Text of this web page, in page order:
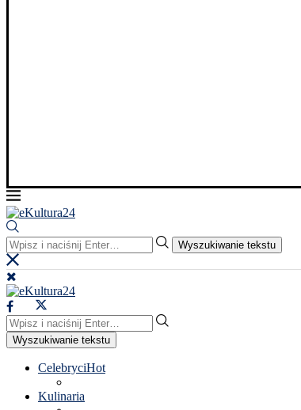
Wyszukiwanie tekstu
Wyszukiwanie tekstu
CelebryciHot
Kulinaria